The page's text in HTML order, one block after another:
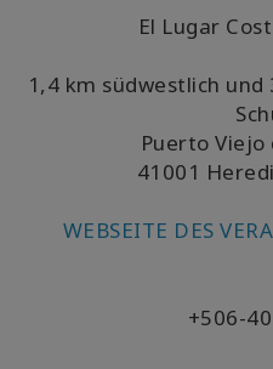
El Lugar
1,4 km südwestlich
Puerto Viejo
41001​
WEBSEITE DES
+506-